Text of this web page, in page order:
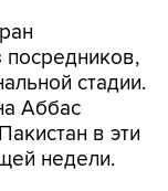
стадии.
Аббас
в эти
недели.